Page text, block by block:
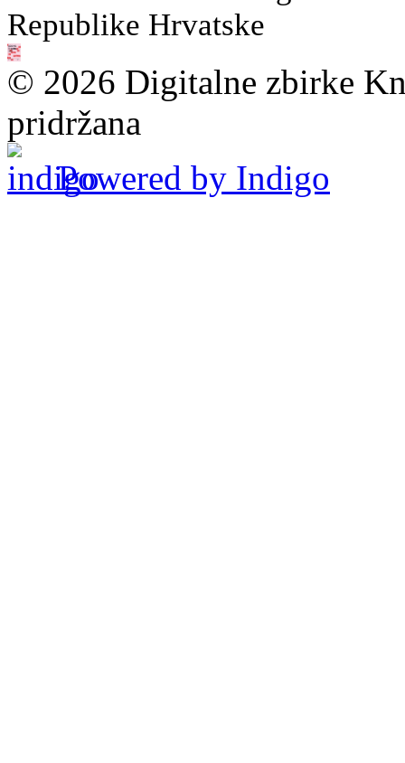
Republike Hrvatske
© 2026 Digitalne zbirke
pridržana
Powered by Indigo